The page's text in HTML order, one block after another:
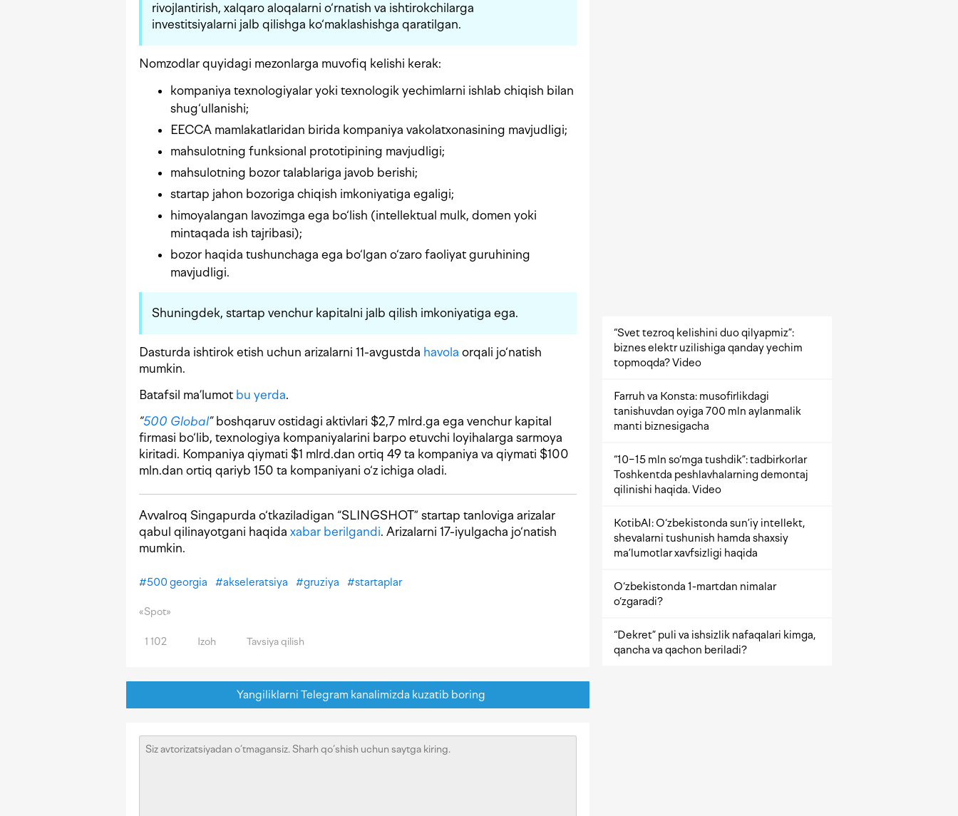
rivojlantirish, xalqaro aloqalarni o‘rnatish va ishtirokchilarga
investitsiyalarni jalb qilishga ko‘maklashishga qaratilgan.
Nomzodlar quyidagi mezonlarga muvofiq kelishi kerak:
kompaniya texnologiyalar yoki texnologik yechimlarni ishlab chiqish bilan
shug‘ullanishi;
EECCA mamlakatlaridan birida kompaniya vakolatxonasining mavjudligi;
mahsulotning funksional prototipining mavjudligi;
mahsulotning bozor talablariga javob berishi;
startap jahon bozoriga chiqish imkoniyatiga egaligi;
himoyalangan lavozimga ega bo‘lish (intellektual mulk, domen yoki
mintaqada ish tajribasi);
bozor haqida tushunchaga ega bo‘lgan o‘zaro faoliyat guruhining
mavjudligi.
Shuningdek, startap venchur kapitalni jalb qilish imkoniyatiga ega.
Dasturda ishtirok etish uchun arizalarni 11-avgustda havola orqali jo‘natish
mumkin.
Batafsil ma’lumot bu yerda.
“500 Global”boshqaruv ostidagi aktivlari $2,7 mlrd.ga ega venchur kapital
firmasi bo‘lib, texnologiya kompaniyalarini barpo etuvchi loyihalarga sarmoya
kiritadi. Kompaniya qiymati $1 mlrd.dan ortiq 49 ta kompaniya va qiymati $100
mln.dan ortiq qariyb 150 ta kompaniyani o‘z ichiga oladi.
Avvalroq Singapurda o‘tkaziladigan “SLINGSHOT” startap tanloviga arizalar
qabul qilinayotgani haqida xabar berilgandi. Arizalarni 17-iyulgacha jo‘natish
mumkin.
#500 georgia #akseleratsiya #gruziya #startaplar
«Spot»
1 102 Izoh Tavsiya qilish
Yangiliklarni Telegram kanalimizda kuzatib boring
“Svet tezroq kelishini duo qilyapmiz”:
biznes elektr uzilishiga qanday yechim
topmoqda? Video
Farruh va Konsta: musofirlikdagi
tanishuvdan oyiga 700 mln aylanmalik
manti biznesigacha
“10−15 mln so‘mga tushdik”: tadbirkorlar
Toshkentda peshlavhalarning demontaj
qilinishi haqida. Video
KotibAI: O‘zbekistonda sun’iy intellekt,
shevalarni tushunish hamda shaxsiy
ma’lumotlar xavfsizligi haqida
O‘zbekistonda 1-martdan nimalar
o‘zgaradi?
“Dekret” puli va ishsizlik nafaqalari kimga,
qancha va qachon beriladi?